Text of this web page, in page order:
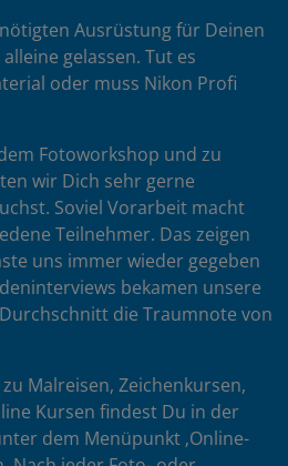
Ausrüstung für Deinen
gelassen. Tut es
oder muss Nikon Profi
Fotoworkshop und zu
wir Dich sehr gerne
Soviel Vorarbeit macht
Teilnehmer. Das zeigen
uns immer wieder gegeben
bekamen unsere
die Traumnote von
Malreisen, Zeichenkursen,
Kursen findest Du in der
dem Menüpunkt ‚Online-